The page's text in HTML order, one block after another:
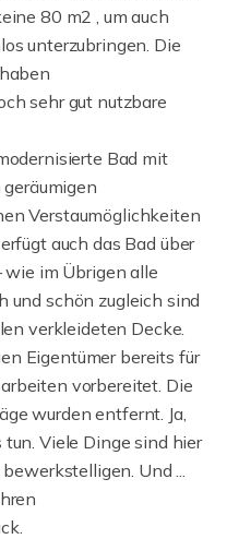
80 m2 , um auch
unterzubringen. Die
sehr gut nutzbare
Bad mit
Verstaumöglichkeiten
auch das Bad über
wie im Übrigen alle
und schön zugleich sind
verkleideten Decke.
Eigentümer bereits für
vorbereitet. Die
wurden entfernt. Ja,
Viele Dinge sind hier
Und ...